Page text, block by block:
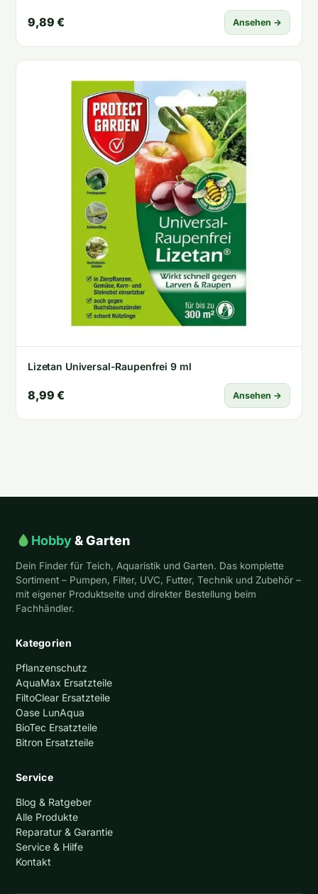
9,89 € Ansehen →
Lizetan Universal-Raupenfrei 9 ml
8,99 € Ansehen →
Hobby& Garten
Dein Finder für Teich, Aquaristik und Garten. Das komplette
Sortiment – Pumpen, Filter, UVC, Futter, Technik und Zubehör –
mit eigener Produktseite und direkter Bestellung beim
Fachhändler.
Kategorien
Pflanzenschutz
AquaMax Ersatzteile
FiltoClear Ersatzteile
Oase LunAqua
BioTec Ersatzteile
Bitron Ersatzteile
Service
Blog & Ratgeber
Alle Produkte
Reparatur & Garantie
Service & Hilfe
Kontakt